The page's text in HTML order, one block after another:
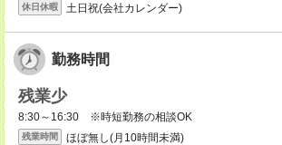
休日休暇 土日祝(会社カレンダー)
勤務時間
残業少
8:30～16:30 ※時短勤務の相談OK
残業時間 ほぼ無し(月10時間未満)